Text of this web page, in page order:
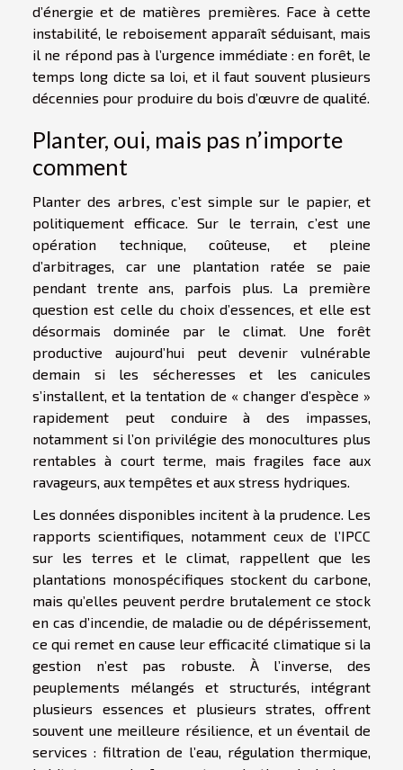
d’énergie et de matières premières. Face à cette
instabilité, le reboisement apparaît séduisant, mais
il ne répond pas à l’urgence immédiate : en forêt, le
temps long dicte sa loi, et il faut souvent plusieurs
décennies pour produire du bois d’œuvre de qualité.
Planter, oui, mais pas n’importe
comment
Planter des arbres, c’est simple sur le papier, et
politiquement efficace. Sur le terrain, c’est une
opération technique, coûteuse, et pleine
d’arbitrages, car une plantation ratée se paie
pendant trente ans, parfois plus. La première
question est celle du choix d’essences, et elle est
désormais dominée par le climat. Une forêt
productive aujourd’hui peut devenir vulnérable
demain si les sécheresses et les canicules
s’installent, et la tentation de « changer d’espèce »
rapidement peut conduire à des impasses,
notamment si l’on privilégie des monocultures plus
rentables à court terme, mais fragiles face aux
ravageurs, aux tempêtes et aux stress hydriques.
Les données disponibles incitent à la prudence. Les
rapports scientifiques, notamment ceux de l’IPCC
sur les terres et le climat, rappellent que les
plantations monospécifiques stockent du carbone,
mais qu’elles peuvent perdre brutalement ce stock
en cas d’incendie, de maladie ou de dépérissement,
ce qui remet en cause leur efficacité climatique si la
gestion n’est pas robuste. À l’inverse, des
peuplements mélangés et structurés, intégrant
plusieurs essences et plusieurs strates, offrent
souvent une meilleure résilience, et un éventail de
services : filtration de l’eau, régulation thermique,